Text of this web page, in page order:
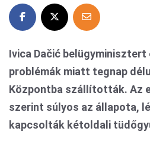
Ivica Dačić
problémák miatt tegnap
Központba szállították. Az
szerint súlyos az állapota,
kapcsolták kétoldali